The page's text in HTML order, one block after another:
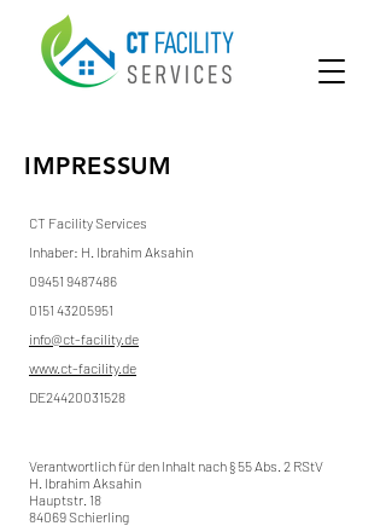
IMPRESSUM
CT Facility Services
Inhaber: H. Ibrahim Aksahin
09451 9487486
0151 43205951
info@ct-facility.de
www.ct-facility.de
DE24420031528
Verantwortlich für den Inhalt nach § 55 Abs. 2 RStV
H. Ibrahim Aksahin
Hauptstr. 18
84069 Schierling